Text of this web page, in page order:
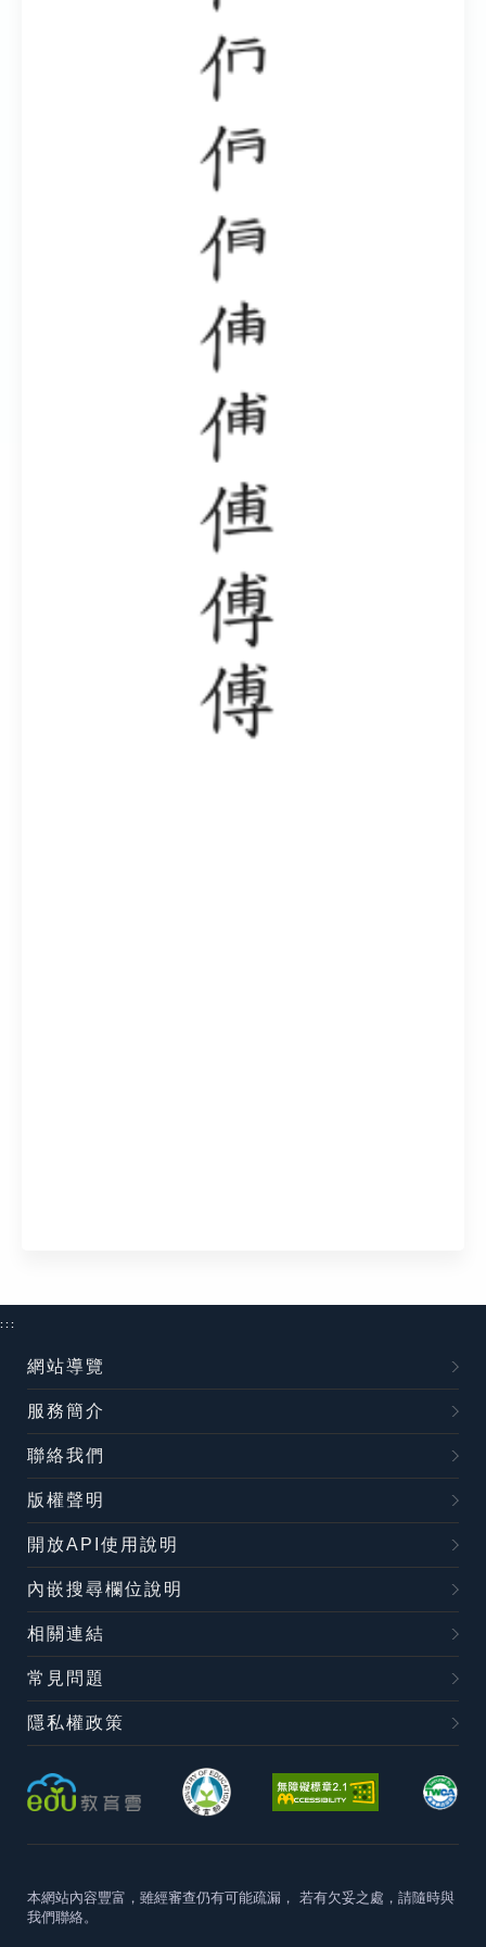
:::
網站導覽
服務簡介
聯絡我們
版權聲明
開放API使用說明
內嵌搜尋欄位說明
相關連結
常見問題
隱私權政策
本網站內容豐富，雖經審查仍有可能疏漏， 若有欠妥之處，請隨時與
我們聯絡。